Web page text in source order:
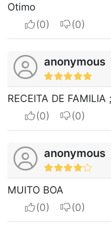
Otimo
I apreciateI do not
anonymous
RECEITA DE
I apreciateI do not
anonymous
MUITO BOA
I apreciateI do not